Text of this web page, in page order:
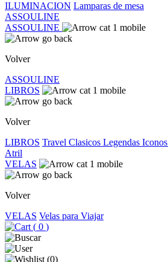
ILUMINACION Lamparas de mesa
ASSOULINE
ASSOULINE
Volver
ASSOULINE
LIBROS
Volver
LIBROS Travel Clasicos Legendas Iconos
Atril
VELAS
Volver
VELAS Velas para Viajar
( 0 )
(0)